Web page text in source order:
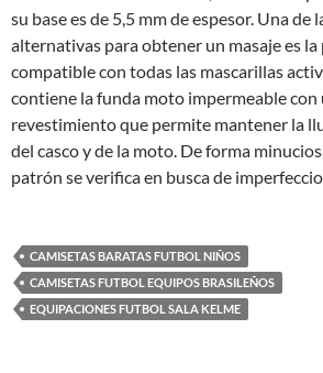
su base es de 5,5 mm de espesor. Una de
alternativas para obtener un masaje es la
compatible con todas las mascarillas
contiene la funda moto impermeable con
revestimiento que permite mantener la
del casco y de la moto. De forma
patrón se verifica en busca de
CAMISETAS BARATAS FUTBOL NIÑOS
CAMISETAS FUTBOL EQUIPOS BRASILEÑOS
EQUIPACIONES FUTBOL SALA KELME